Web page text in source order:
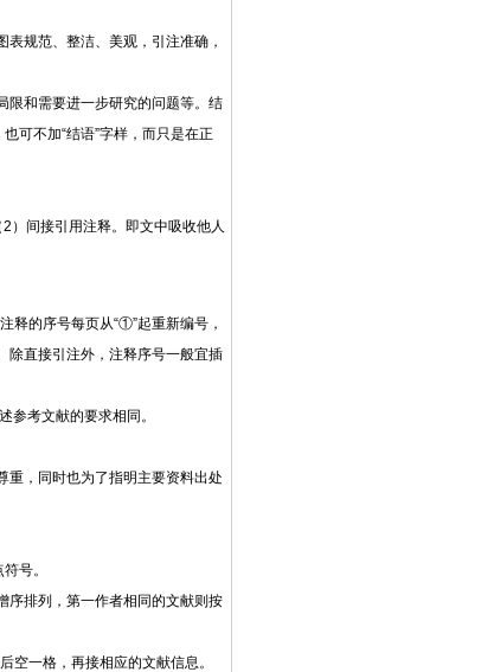
规范、整洁、美观，引注准确，
限和需要进一步研究的问题等。结
可不加“结语”字样，而只是在正
）间接引用注释。即文中吸收他人
的序号每页从“①”起重新编号，
除直接引注外，注释序号一般宜插
参考文献的要求相同。
重，同时也为了指明主要资料出处
号。
序排列，第一作者相同的文献则按
空一格，再接相应的文献信息。